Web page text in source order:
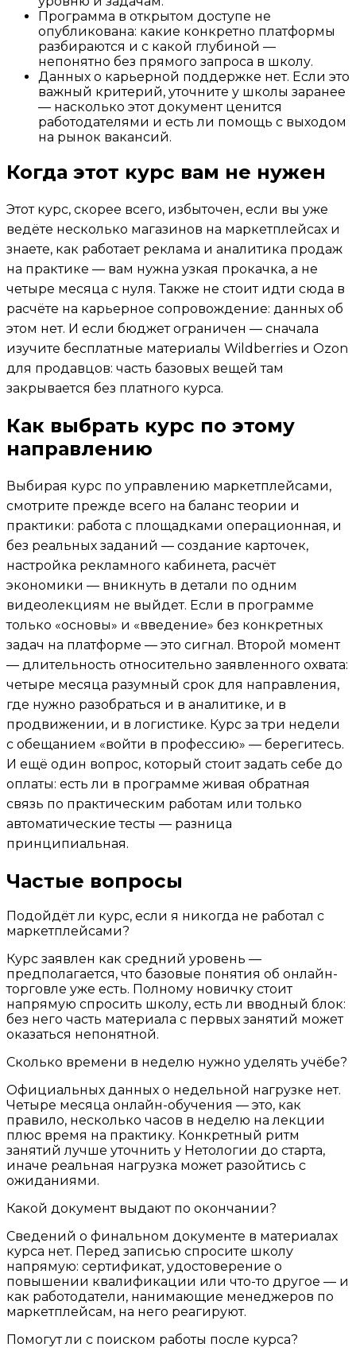
Программа в открытом доступе не
опубликована: какие конкретно платформы
разбираются и с какой глубиной —
непонятно без прямого запроса в школу.
Данных о карьерной поддержке нет. Если это
важный критерий, уточните у школы заранее
— насколько этот документ ценится
работодателями и есть ли помощь с выходом
на рынок вакансий.
Когда этот курс вам не нужен
Этот курс, скорее всего, избыточен, если вы уже
ведёте несколько магазинов на маркетплейсах и
знаете, как работает реклама и аналитика продаж
на практике — вам нужна узкая прокачка, а не
четыре месяца с нуля. Также не стоит идти сюда в
расчёте на карьерное сопровождение: данных об
этом нет. И если бюджет ограничен — сначала
изучите бесплатные материалы Wildberries и Ozon
для продавцов: часть базовых вещей там
закрывается без платного курса.
Как выбрать курс по этому
направлению
Выбирая курс по управлению маркетплейсами,
смотрите прежде всего на баланс теории и
практики: работа с площадками операционная, и
без реальных заданий — создание карточек,
настройка рекламного кабинета, расчёт
экономики — вникнуть в детали по одним
видеолекциям не выйдет. Если в программе
только «основы» и «введение» без конкретных
задач на платформе — это сигнал. Второй момент
— длительность относительно заявленного охвата:
четыре месяца разумный срок для направления,
где нужно разобраться и в аналитике, и в
продвижении, и в логистике. Курс за три недели
с обещанием «войти в профессию» — берегитесь.
И ещё один вопрос, который стоит задать себе до
оплаты: есть ли в программе живая обратная
связь по практическим работам или только
автоматические тесты — разница
принципиальная.
Частые вопросы
Подойдёт ли курс, если я никогда не работал с
маркетплейсами?
Курс заявлен как средний уровень —
предполагается, что базовые понятия об онлайн-
торговле уже есть. Полному новичку стоит
напрямую спросить школу, есть ли вводный блок:
без него часть материала с первых занятий может
оказаться непонятной.
Сколько времени в неделю нужно уделять учёбе?
Официальных данных о недельной нагрузке нет.
Четыре месяца онлайн-обучения — это, как
правило, несколько часов в неделю на лекции
плюс время на практику. Конкретный ритм
занятий лучше уточнить у Нетологии до старта,
иначе реальная нагрузка может разойтись с
ожиданиями.
Какой документ выдают по окончании?
Сведений о финальном документе в материалах
курса нет. Перед записью спросите школу
напрямую: сертификат, удостоверение о
повышении квалификации или что-то другое — и
как работодатели, нанимающие менеджеров по
маркетплейсам, на него реагируют.
Помогут ли с поиском работы после курса?